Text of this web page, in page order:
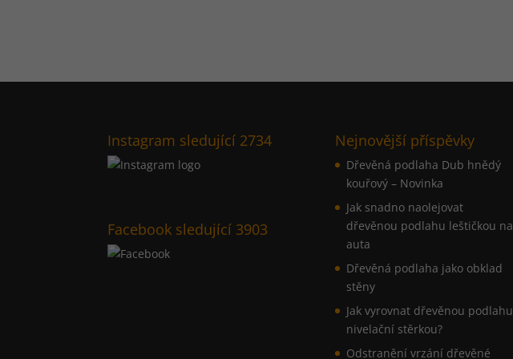
Instagram sledující 2734
Facebook sledující 3903
Nejnovější příspěvky
Dřevěná podlaha Dub hnědý
kouřový – Novinka
Jak snadno naolejovat
dřevěnou podlahu leštičkou na
auta
Dřevěná podlaha jako obklad
stěny
Jak vyrovnat dřevěnou podlahu
nivelační stěrkou?
Odstranění vrzání dřevěné